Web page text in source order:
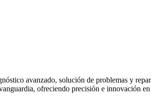
avanzado, solución de problemas y
ofreciendo precisión e innovación